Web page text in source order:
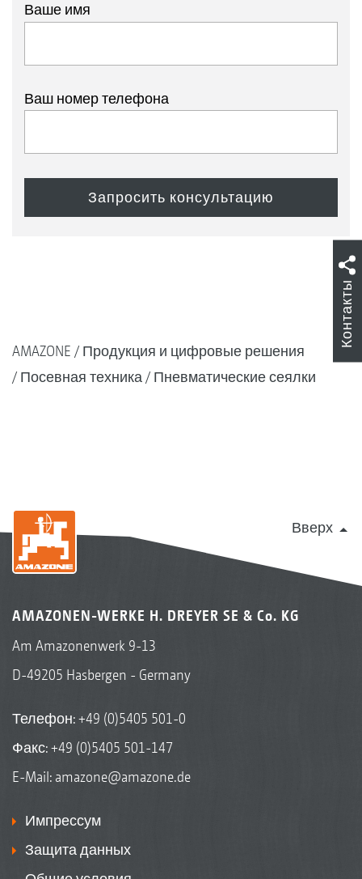
Ваше имя
Ваш номер телефона
AMAZONE
Продукция и цифровые решения
Посевная техника
Пневматические сеялки
Вверх
AMAZONEN-WERKE H. DREYER SE & Co. KG
Am Amazonenwerk 9-13
D-49205 Hasbergen - Germany
Телефон:+49 (0)5405 501-0
Факс: +49 (0)5405 501-147
E-Mail: amazone@amazone.de
Импрессум
Защита данных
Контакты